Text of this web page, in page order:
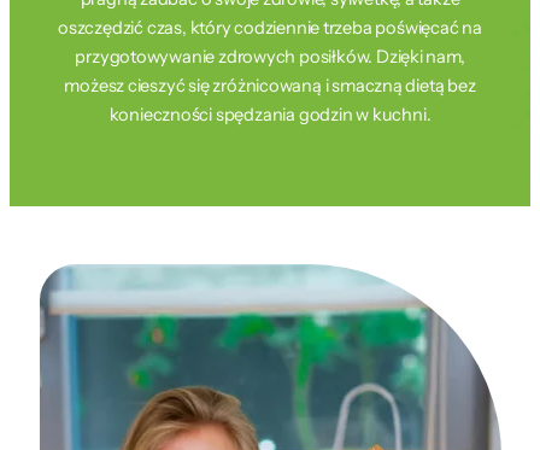
oszczędzić czas, który codziennie trzeba poświęcać na
przygotowywanie zdrowych posiłków. Dzięki nam,
możesz cieszyć się zróżnicowaną i smaczną dietą bez
konieczności spędzania godzin w kuchni.